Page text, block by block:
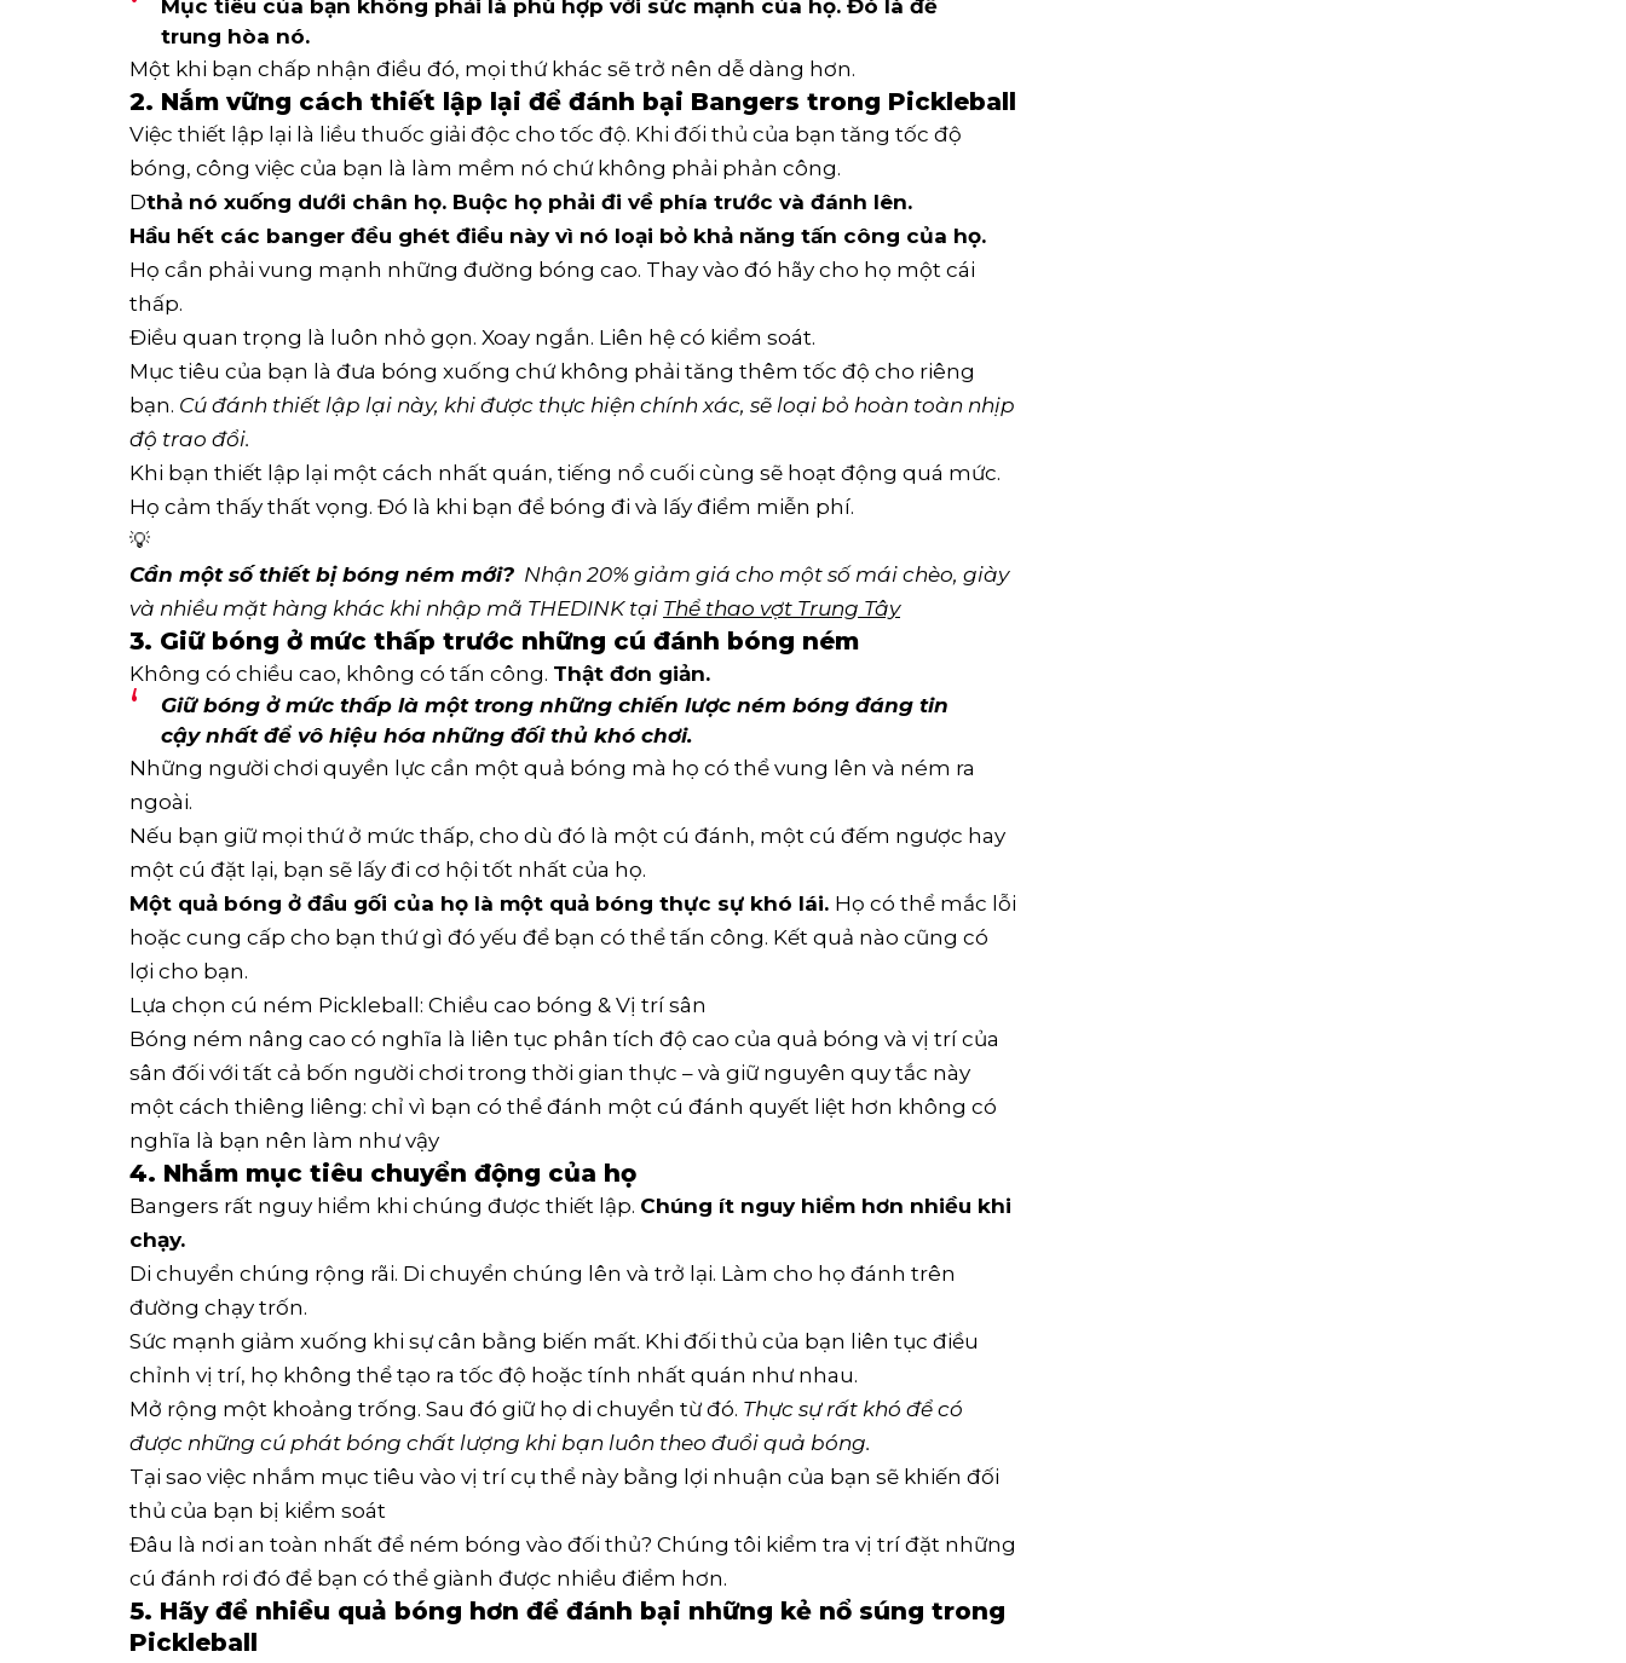
Mục tiêu của bạn không phải là phù hợp với sức mạnh của họ. Đó là để
trung hòa nó.
Một khi bạn chấp nhận điều đó, mọi thứ khác sẽ trở nên dễ dàng hơn.
2. Nắm vững cách thiết lập lại để đánh bại Bangers trong Pickleball
Việc thiết lập lại là liều thuốc giải độc cho tốc độ. Khi đối thủ của bạn tăng tốc độ
bóng, công việc của bạn là làm mềm nó chứ không phải phản công.
Dthả nó xuống dưới chân họ. Buộc họ phải đi về phía trước và đánh lên.
Hầu hết các banger đều ghét điều này vì nó loại bỏ khả năng tấn công của họ.
Họ cần phải vung mạnh những đường bóng cao. Thay vào đó hãy cho họ một cái
thấp.
Điều quan trọng là luôn nhỏ gọn. Xoay ngắn. Liên hệ có kiểm soát.
Mục tiêu của bạn là đưa bóng xuống chứ không phải tăng thêm tốc độ cho riêng
bạn. Cú đánh thiết lập lại này, khi được thực hiện chính xác, sẽ loại bỏ hoàn toàn nhịp
độ trao đổi.
Khi bạn thiết lập lại một cách nhất quán, tiếng nổ cuối cùng sẽ hoạt động quá mức.
Họ cảm thấy thất vọng. Đó là khi bạn để bóng đi và lấy điểm miễn phí.
💡
Cần một số thiết bị bóng ném mới?
  Nhận 20% giảm giá cho một số mái chèo, giày
và nhiều mặt hàng khác khi nhập mã THEDINK tại Thể thao vợt Trung Tây
3. Giữ bóng ở mức thấp trước những cú đánh bóng ném
Không có chiều cao, không có tấn công. Thật đơn giản.
Giữ bóng ở mức thấp là một trong những chiến lược ném bóng đáng tin
cậy nhất để vô hiệu hóa những đối thủ khó chơi.
Những người chơi quyền lực cần một quả bóng mà họ có thể vung lên và ném ra
ngoài.
Nếu bạn giữ mọi thứ ở mức thấp, cho dù đó là một cú đánh, một cú đếm ngược hay
một cú đặt lại, bạn sẽ lấy đi cơ hội tốt nhất của họ.
Một quả bóng ở đầu gối của họ là một quả bóng thực sự khó lái. Họ có thể mắc lỗi
hoặc cung cấp cho bạn thứ gì đó yếu để bạn có thể tấn công. Kết quả nào cũng có
lợi cho bạn.
Lựa chọn cú ném Pickleball: Chiều cao bóng & Vị trí sân
Bóng ném nâng cao có nghĩa là liên tục phân tích độ cao của quả bóng và vị trí của
sân đối với tất cả bốn người chơi trong thời gian thực – và giữ nguyên quy tắc này
một cách thiêng liêng: chỉ vì bạn có thể đánh một cú đánh quyết liệt hơn không có
nghĩa là bạn nên làm như vậy
4. Nhắm mục tiêu chuyển động của họ
Bangers rất nguy hiểm khi chúng được thiết lập. Chúng ít nguy hiểm hơn nhiều khi
chạy.
Di chuyển chúng rộng rãi. Di chuyển chúng lên và trở lại. Làm cho họ đánh trên
đường chạy trốn.
Sức mạnh giảm xuống khi sự cân bằng biến mất. Khi đối thủ của bạn liên tục điều
chỉnh vị trí, họ không thể tạo ra tốc độ hoặc tính nhất quán như nhau.
Mở rộng một khoảng trống. Sau đó giữ họ di chuyển từ đó. Thực sự rất khó để có
được những cú phát bóng chất lượng khi bạn luôn theo đuổi quả bóng.
Tại sao việc nhắm mục tiêu vào vị trí cụ thể này bằng lợi nhuận của bạn sẽ khiến đối
thủ của bạn bị kiểm soát
Đâu là nơi an toàn nhất để ném bóng vào đối thủ? Chúng tôi kiểm tra vị trí đặt những
cú đánh rơi đó để bạn có thể giành được nhiều điểm hơn.
5. Hãy để nhiều quả bóng hơn để đánh bại những kẻ nổ súng trong
Pickleball